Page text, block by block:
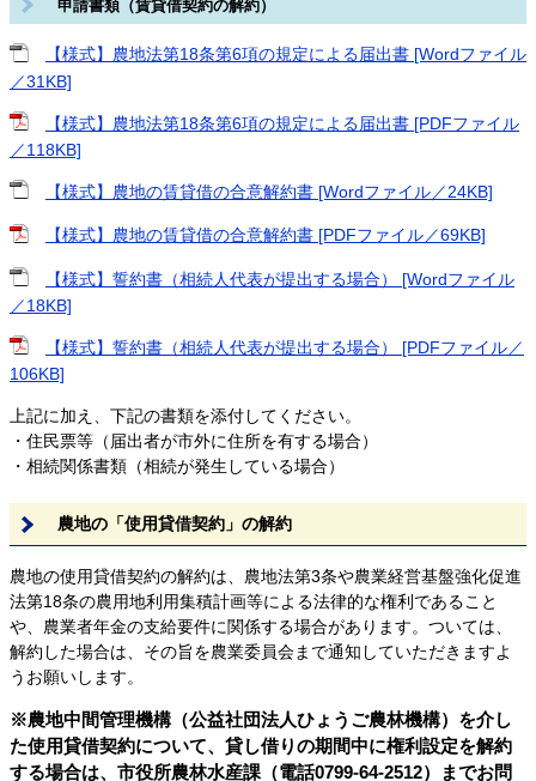
申請書類（賃貸借契約の解約）
【様式】農地法第18条第6項の規定による届出書 [Wordファイル
／31KB]
【様式】農地法第18条第6項の規定による届出書 [PDFファイル
／118KB]
【様式】農地の賃貸借の合意解約書 [Wordファイル／24KB]
【様式】農地の賃貸借の合意解約書 [PDFファイル／69KB]
【様式】誓約書（相続人代表が提出する場合） [Wordファイル
／18KB]
【様式】誓約書（相続人代表が提出する場合） [PDFファイル／
106KB]
上記に加え、下記の書類を添付してください。
・住民票等（届出者が市外に住所を有する場合）
・相続関係書類（相続が発生している場合）
農地の「使用貸借契約」の解約
農地の使用貸借契約の解約は、農地法第3条や農業経営基盤強化促進
法第18条の農用地利用集積計画等による法律的な権利であること
や、農業者年金の支給要件に関係する場合があります。ついては、
解約した場合は、その旨を農業委員会まで通知していただきますよ
うお願いします。
※農地中間管理機構（公益社団法人ひょうご農林機構）を介し
た使用貸借契約について、貸し借りの期間中に権利設定を解約
する場合は、市役所農林水産課（電話0799-64-2512）までお問